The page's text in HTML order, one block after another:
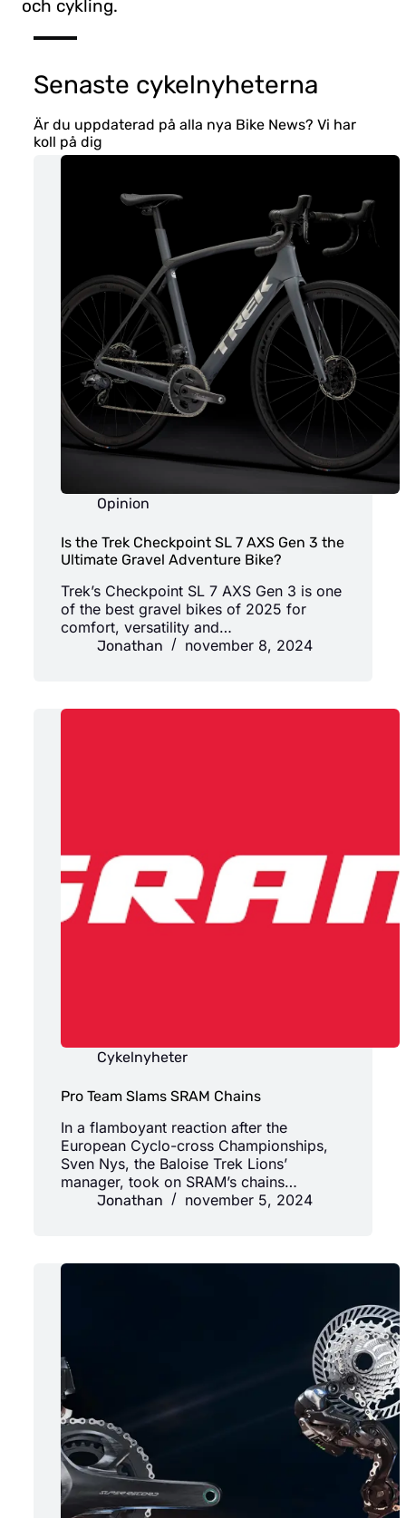
och cykling.
Senaste cykelnyheterna
Är du uppdaterad på alla nya Bike News? Vi har
koll på dig
Opinion
Is the Trek Checkpoint SL 7 AXS Gen 3 the
Ultimate Gravel Adventure Bike?
Trek’s Checkpoint SL 7 AXS Gen 3 is one
of the best gravel bikes of 2025 for
comfort, versatility and…
Jonathan november 8, 2024
Cykelnyheter
Pro Team Slams SRAM Chains
In a flamboyant reaction after the
European Cyclo-cross Championships,
Sven Nys, the Baloise Trek Lions’
manager, took on SRAM’s chains…
Jonathan november 5, 2024